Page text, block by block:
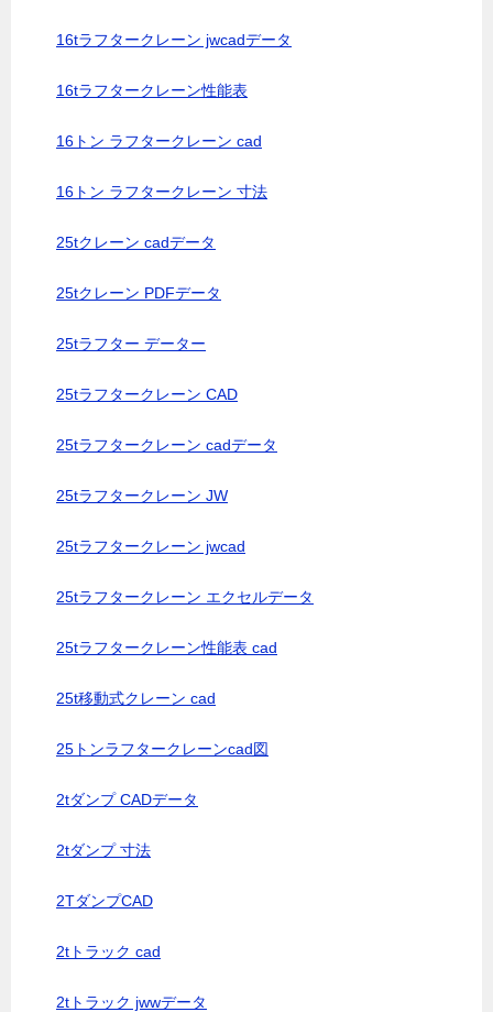
16tラフタークレーン jwcadデータ
16tラフタークレーン性能表
16トン ラフタークレーン cad
16トン ラフタークレーン 寸法
25tクレーン cadデータ
25tクレーン PDFデータ
25tラフター データー
25tラフタークレーン CAD
25tラフタークレーン cadデータ
25tラフタークレーン JW
25tラフタークレーン jwcad
25tラフタークレーン エクセルデータ
25tラフタークレーン性能表 cad
25t移動式クレーン cad
25トンラフタークレーンcad図
2tダンプ CADデータ
2tダンプ 寸法
2TダンプCAD
2tトラック cad
2tトラック jwwデータ